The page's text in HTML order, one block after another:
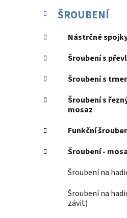
lPřeskočit
kategorie
K
a
t
e
g
o
r
e
ŠROUBENÍ
Nástrčné
Šroubení s
Šroubení s
Šroubení s
mosaz
Funkční
Šroubení -
Šroubení na
Šroubení na
závit)